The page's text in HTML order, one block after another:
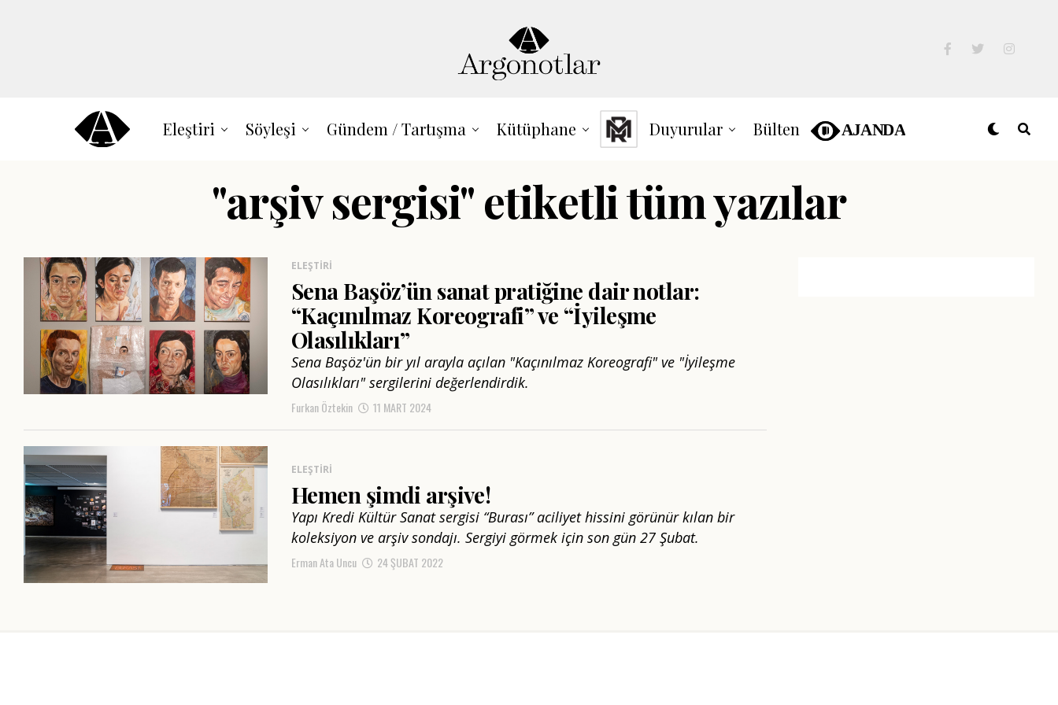
Eleştiri Söyleşi Gündem / Tartışma Kütüphane Duyurular Bülten
"arşiv sergisi" etiketli tüm yazılar
ELEŞTIRI
Sena Başöz’ün sanat pratiğine dair notlar:
“Kaçınılmaz Koreografi” ve “İyileşme
Olasılıkları”
Sena Başöz'ün bir yıl arayla açılan "Kaçınılmaz Koreografi" ve "İyileşme
Olasılıkları" sergilerini değerlendirdik.
Furkan Öztekin 11 MART 2024
ELEŞTIRI
Hemen şimdi arşive!
Yapı Kredi Kültür Sanat sergisi “Burası” aciliyet hissini görünür kılan bir
koleksiyon ve arşiv sondajı. Sergiyi görmek için son gün 27 Şubat.
Erman Ata Uncu 24 ŞUBAT 2022